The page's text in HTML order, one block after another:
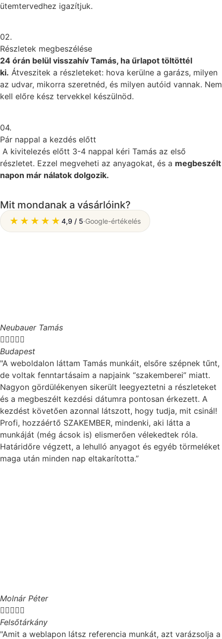
ütemtervedhez igazítjuk.
02.
Részletek megbeszélése
24 órán belül visszahív Tamás, ha űrlapot töltöttél
ki. Átveszitek a részleteket: hova kerülne a garázs, milyen
az udvar, mikorra szeretnéd, és milyen autóid vannak. Nem
kell előre kész tervekkel készülnöd.
04.
Pár nappal a kezdés előtt
A kivitelezés előtt 3-4 nappal kéri Tamás az első
részletet. Ezzel megveheti az anyagokat, és a megbeszélt
napon már nálatok dolgozik.
Mit mondanak a vásárlóink?
★★★★★ 4,9 / 5·Google-értékelés
Neubauer Tamás

Budapest
"A weboldalon láttam Tamás munkáit, elsőre szépnek tűnt,
de voltak fenntartásaim a napjaink “szakemberei” miatt.
Nagyon gördülékenyen sikerült leegyeztetni a részleteket
és a megbeszélt kezdési dátumra pontosan érkezett. A
kezdést követően azonnal látszott, hogy tudja, mit csinál!
Profi, hozzáértő SZAKEMBER, mindenki, aki látta a
munkáját (még ácsok is) elismerően vélekedtek róla.
Határidőre végzett, a lehulló anyagot és egyéb törmeléket
maga után minden nap eltakarította.”
Molnár Péter

Felsőtárkány
"Amit a weblapon látsz referencia munkát, azt varázsolja a